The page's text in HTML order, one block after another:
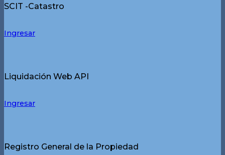
SCIT -Catastro
Ingresar
Liquidación Web API
Ingresar
Registro General de la Propiedad